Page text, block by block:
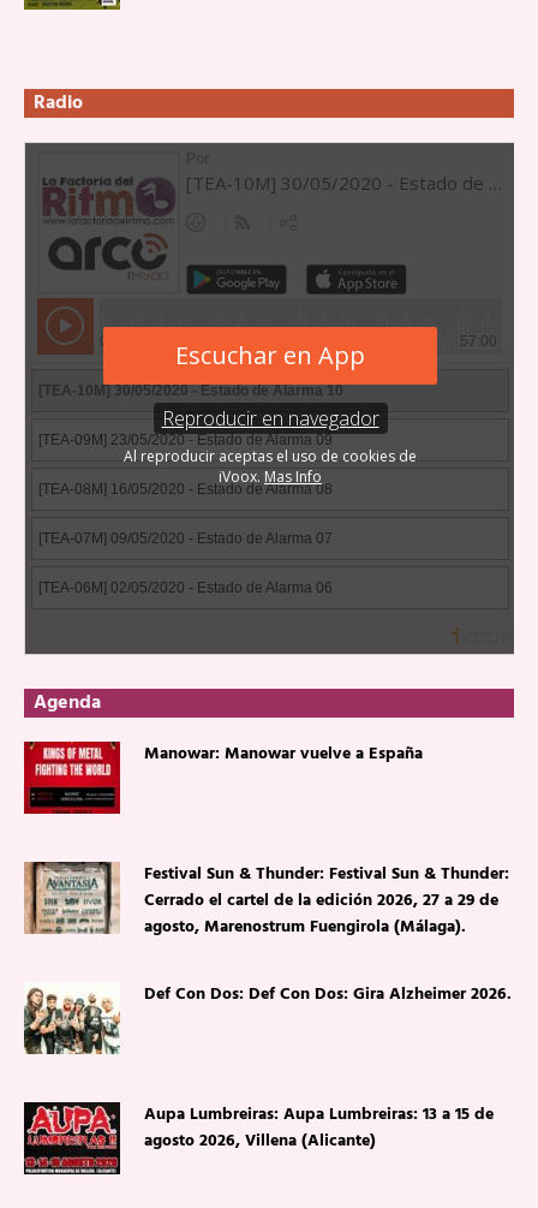
Radio
Agenda
Manowar: Manowar vuelve a España
Festival Sun & Thunder: Festival Sun & Thunder:
Cerrado el cartel de la edición 2026, 27 a 29 de
agosto, Marenostrum Fuengirola (Málaga).
Def Con Dos: Def Con Dos: Gira Alzheimer 2026.
Aupa Lumbreiras: Aupa Lumbreiras: 13 a 15 de
agosto 2026, Villena (Alicante)